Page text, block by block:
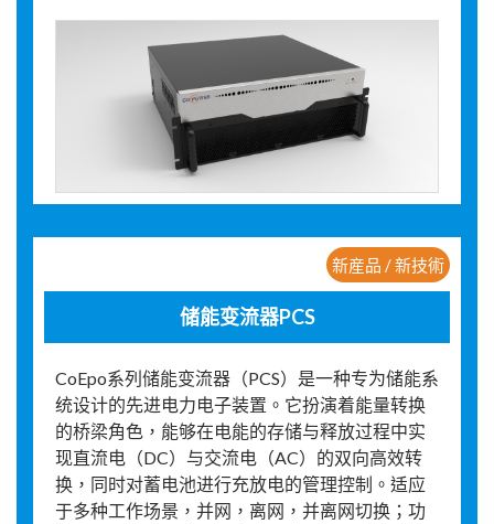
新産品 / 新技術
储能变流器PCS
CoEpo系列储能变流器（PCS）是一种专为储能系
统设计的先进电力电子装置。它扮演着能量转换
的桥梁角色，能够在电能的存储与释放过程中实
现直流电（DC）与交流电（AC）的双向高效转
换，同时对蓄电池进行充放电的管理控制。适应
于多种工作场景，并网，离网，并离网切换；功